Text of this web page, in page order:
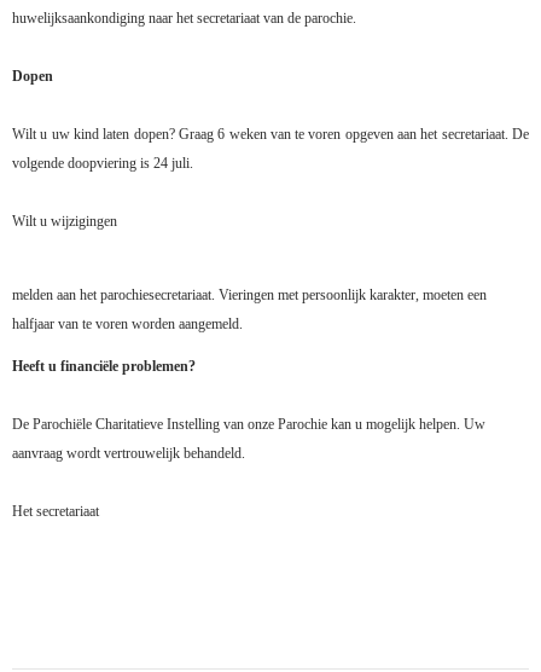
huwelijksaankondiging naar het secretariaat van de parochie.
Dopen
Wilt u uw kind laten dopen? Graag 6 weken van te voren opgeven aan het secretariaat. De
volgende doopviering is 24 juli.
Wilt u wijzigingen
melden aan het parochiesecretariaat. Vieringen met persoonlijk karakter, moeten een
halfjaar van te voren worden aangemeld.
Heeft u financiële problemen?
De Parochiële Charitatieve Instelling van onze Parochie kan u mogelijk helpen. Uw
aanvraag wordt vertrouwelijk behandeld.
Het secretariaat